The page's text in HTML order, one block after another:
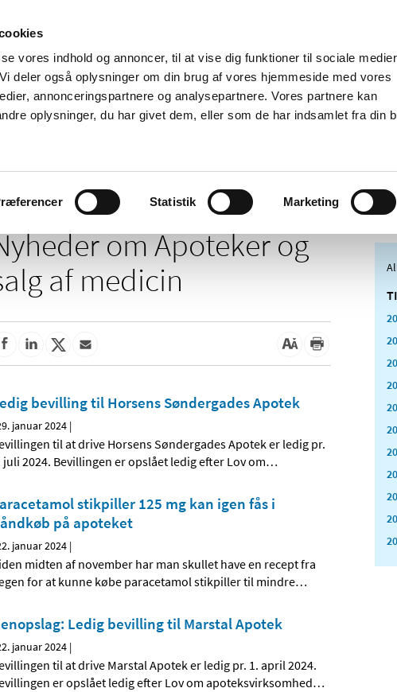
vores indhold og annoncer, til at vise dig funktioner til sociale
deler også oplysninger om din brug af vores hjemmeside med vores
annonceringspartnere og analysepartnere. Vores partnere kan
oplysninger, du har givet dem, eller som de har indsamlet fra din
Statistik Marketing
Nyheder Om os Kontakt Udgivelser
Tilskud og
Apoteker og salg af
Medicinsk
og salg af medicin
om Apoteker og
af medicin
bevilling til Horsens Søndergades Apotek
januar 2024 |
til at drive Horsens Søndergades Apotek er ledig pr.
juli 2024. Bevillingen er opslået ledig efter Lov om…
stikpiller 125 mg kan igen fås i
på apoteket
januar 2024 |
midten af november har man skullet have en recept fra
for at kunne købe paracetamol stikpiller til mindre…
Ledig bevilling til Marstal Apotek
januar 2024 |
til at drive Marstal Apotek er ledig pr. 1. april 2024.
er opslået ledig efter Lov om apoteksvirksomhed…